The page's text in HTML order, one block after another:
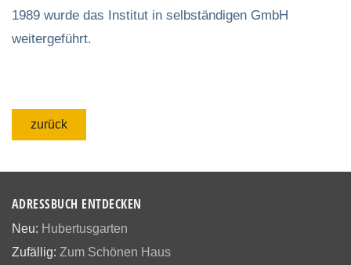
1989 wurde das Institut in selbständigen GmbH
weitergeführt.
zurück
ADRESSBUCH ENTDECKEN
Neu: Hubertusgarten
Zufällig: Zum Schönen Haus